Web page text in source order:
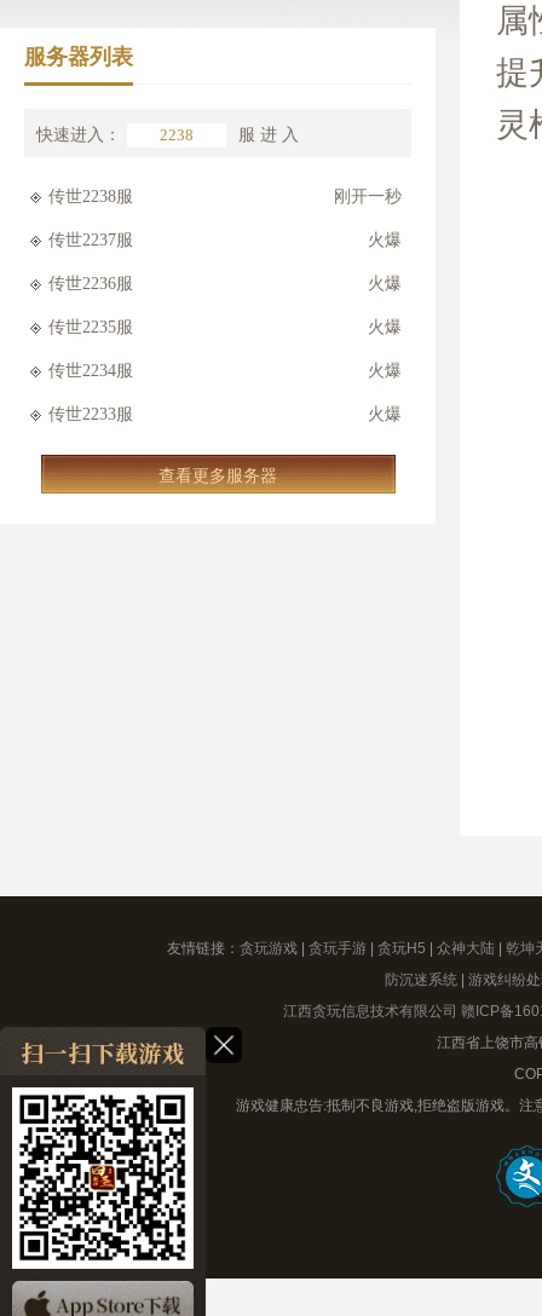
服务器列表
快速进入： 服 进 入
传世2238服 刚开一秒
传世2237服 火爆
传世2236服 火爆
传世2235服 火爆
传世2234服 火爆
传世2233服 火爆
查看更多服务器
属
提
灵
友情链接： 贪玩游戏 贪玩手游 贪玩H5 众神大陆
乾坤
防沉迷系统| 游戏纠纷
江西贪玩信息技术有限公司 赣ICP备
江西省上饶市
游戏健康忠告:抵制不良游戏,拒绝盗版游戏。